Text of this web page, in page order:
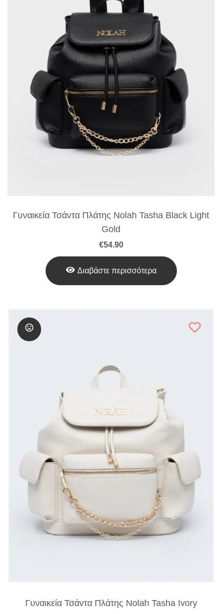
Γυναικεία Τσάντα Πλάτης Nolah Tasha Black Light
Gold
€54.90
Διαβάστε περισσότερα
Γυναικεία Τσάντα Πλάτης Nolah Tasha Ivory